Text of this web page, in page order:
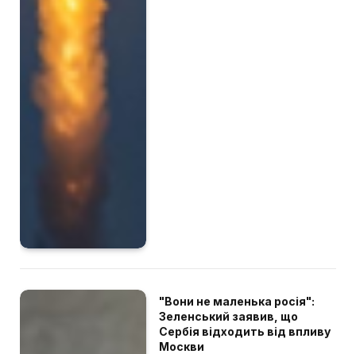
"Вони не маленька росія":
Зеленський заявив, що
Сербія відходить від впливу
Москви